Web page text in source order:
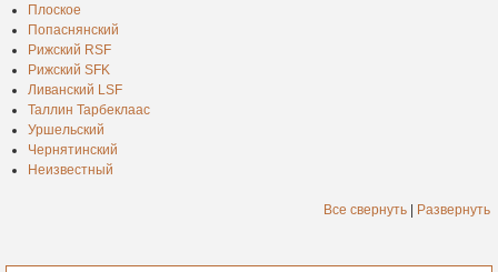
Плоское
Попаснянский
Рижский RSF
Рижский SFK
Ливанский LSF
Таллин Тарбеклаас
Уршельский
Чернятинский
Неизвестный
Все свернуть Развернуть